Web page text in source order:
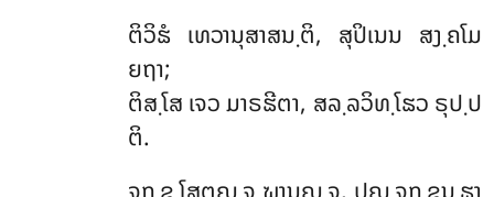
ຕິວິຘໍ ເທວານຸສາສນ຺ຕິ, ສຸປິເນນ ສງ຺ຄໂມ
ຍຖາ;
ຕິສ຺ໂສ ເຈວ ມາຣຘີຕາ, ສລ຺ລວິທ຺ໂຘວ ຣຸປ຺ປ
ຕິ.